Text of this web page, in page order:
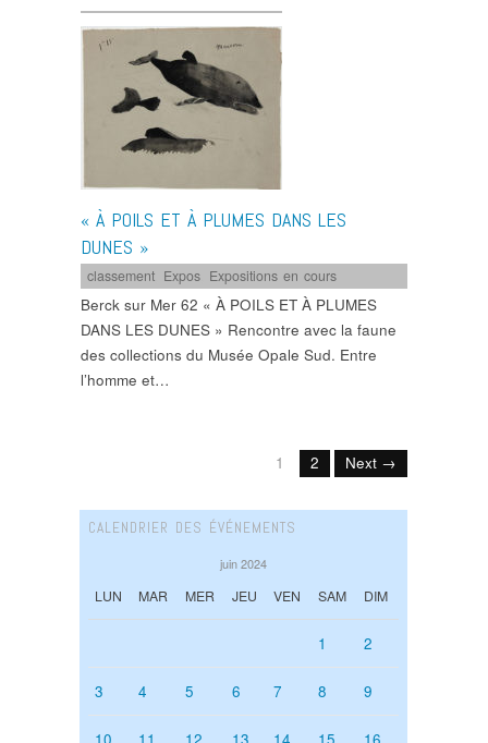
« À POILS ET À PLUMES DANS LES
DUNES »
classement Expos Expositions en cours
Berck sur Mer 62 « À POILS ET À PLUMES
DANS LES DUNES » Rencontre avec la faune
des collections du Musée Opale Sud. Entre
l’homme et…
1 2 Next →
CALENDRIER DES ÉVÉNEMENTS
juin 2024
LUN MAR MER JEU VEN SAM DIM
1 2
3 4 5 6 7 8 9